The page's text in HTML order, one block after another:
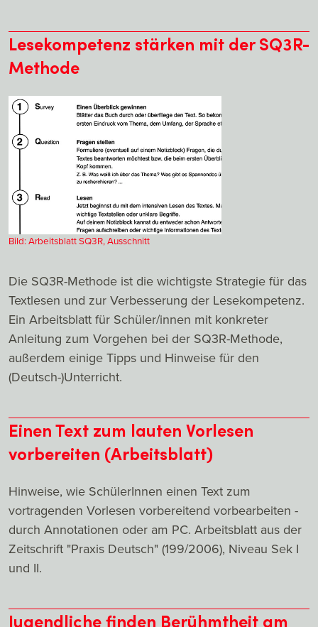
Lesekompetenz stärken mit der SQ3R-
Methode
Bild: Arbeitsblatt SQ3R, Ausschnitt
Die SQ3R-Methode ist die wichtigste Strategie für das
Textlesen und zur Verbesserung der Lesekompetenz.
Ein Arbeitsblatt für Schüler/innen mit konkreter
Anleitung zum Vorgehen bei der SQ3R-Methode,
außerdem einige Tipps und Hinweise für den
(Deutsch-)Unterricht.
Einen Text zum lauten Vorlesen
vorbereiten (Arbeitsblatt)
Hinweise, wie SchülerInnen einen Text zum
vortragenden Vorlesen vorbereitend vorbearbeiten -
durch Annotationen oder am PC. Arbeitsblatt aus der
Zeitschrift "Praxis Deutsch" (199/2006), Niveau Sek I
und II.
Jugendliche finden Berühmtheit am